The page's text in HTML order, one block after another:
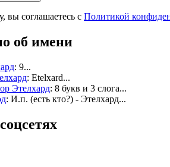
вы соглашаетесь с Политикой
об имени
: 9...
: Etelxard...
Этелхард: 8 букв и 3 слога...
: И.п. (есть кто?) - Этелхард...